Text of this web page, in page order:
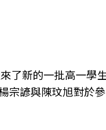
了新的一批高一學
宗諺與陳玟旭對於